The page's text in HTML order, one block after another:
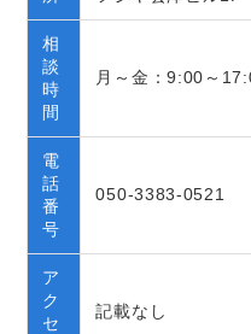
相
談
時
間
月～金：9:00～
電
話
番
号
050-3383-0521
ア
ク
セ
記載なし